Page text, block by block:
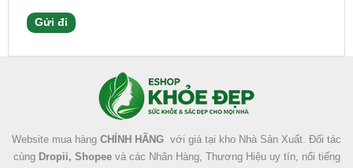
Website mua hàng CHÍNH HÃNG với giá tại kho Nhà Sản Xuất. Đối tác
cùng Dropii, Shopeevà các Nhãn Hàng, Thương Hiệu uy tín, nổi tiếng